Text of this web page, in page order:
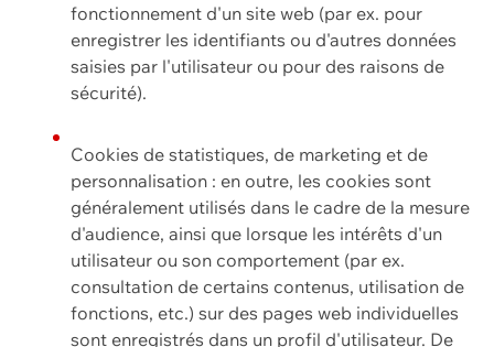
fonctionnement d'un site web (par ex. pour
enregistrer les identifiants ou d'autres données
saisies par l'utilisateur ou pour des raisons de
sécurité).
Cookies de statistiques, de marketing et de
personnalisation : en outre, les cookies sont
généralement utilisés dans le cadre de la mesure
d'audience, ainsi que lorsque les intérêts d'un
utilisateur ou son comportement (par ex.
consultation de certains contenus, utilisation de
fonctions, etc.) sur des pages web individuelles
sont enregistrés dans un profil d'utilisateur. De